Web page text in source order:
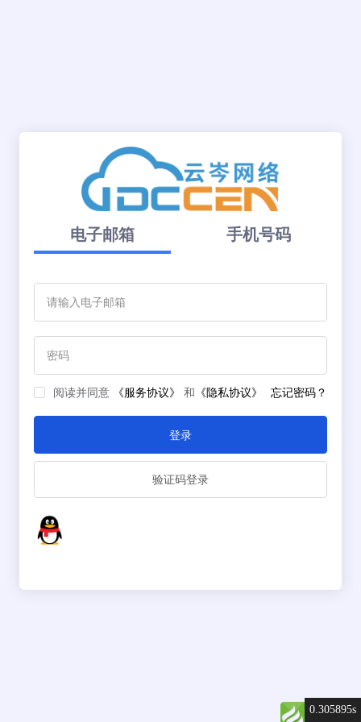
电子邮箱 手机号码
阅读并同意 《服务协议》 和 《隐私协议》 忘记密码？
登录
验证码登录
0.305895s